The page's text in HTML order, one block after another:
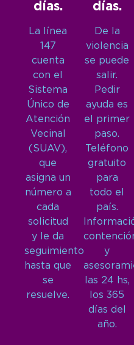
días.
La línea
147
cuenta
con el
Sistema
Único de
Atención
Vecinal
(SUAV),
que
asigna un
número a
cada
solicitud
y le da
seguimiento
hasta que
se
resuelve.
días.
De la
violencia
se puede
salir.
Pedir
ayuda es
el primer
paso.
Teléfono
gratuito
para
todo el
país.
y
las 24 hs,
los 365
días del
año.